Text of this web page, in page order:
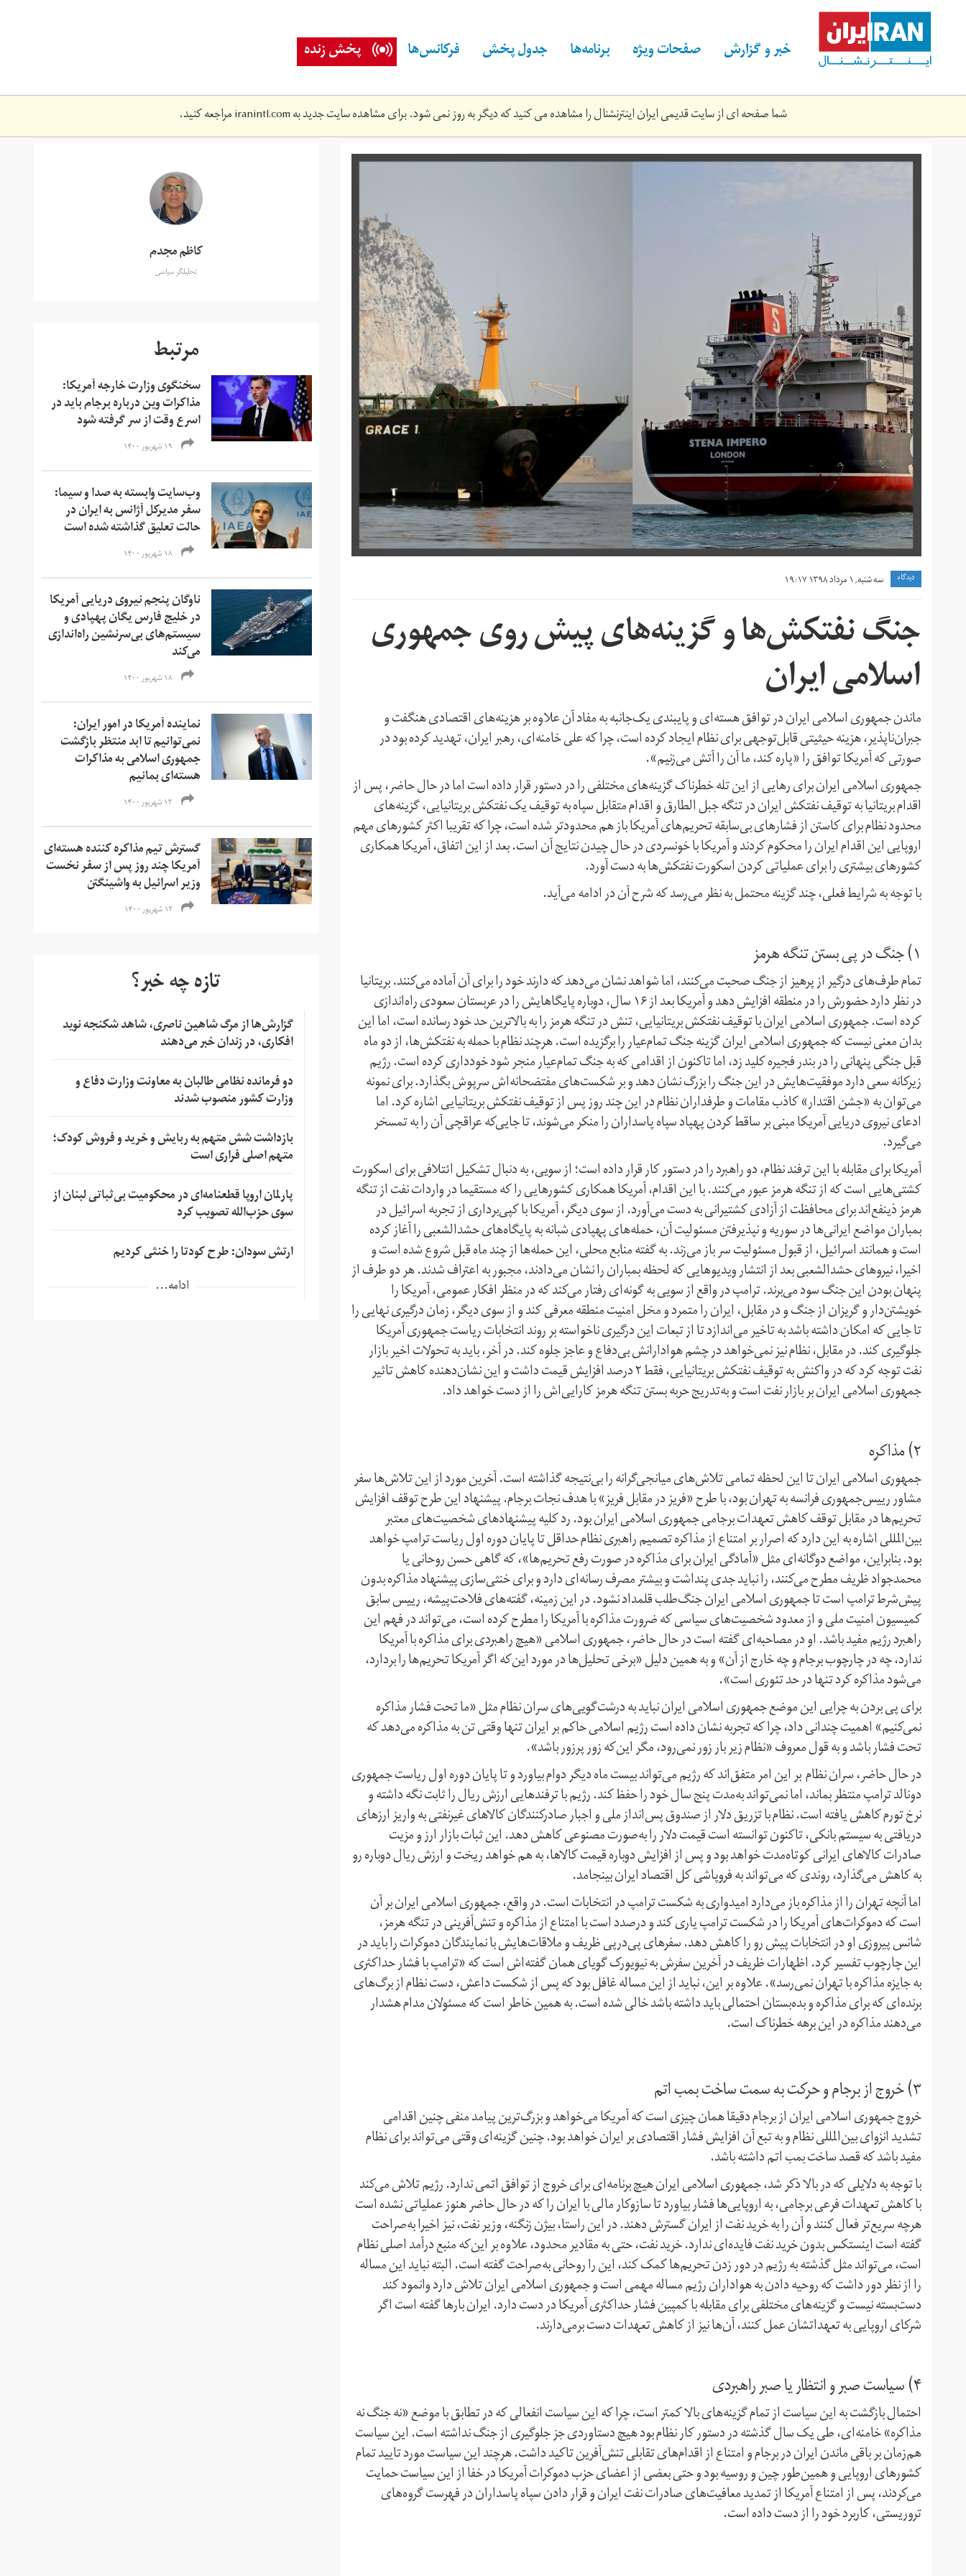
content خبر و گزارش صفحات ویژه برنامه‌ها جدول پخش فرکانس‌ها پخش زنده
شما صفحه ای از سایت قدیمی ایران اینترنشنال را مشاهده می کنید که دیگر به روز نمی شود. برای مشاهده سایت جدید بهiranintl.comمراجعه کنید.
نفتکش
دیدگاه سه شنبه, ۱ مرداد ۱۳۹۸ ۱۹:۱۷
جنگ نفتکش‌ها و گزینه‌های پیش روی جمهوری
اسلامی ایران
ماندن جمهوری اسلامی ایران در توافق هسته‌ای و پایبندی یک‌جانبه به مفاد آن علاوه بر هزینه‌های اقتصادی هنگفت و
جبران‌ناپذیر، هزینه حیثیتی قابل‌‌توجهی برای نظام ایجاد کرده است، چرا که علی خامنه‌ای، رهبر ایران، تهدید کرده بود در
صورتی که آمریکا توافق را «پاره کند، ما آن را آتش می‌زنیم».
جمهوری اسلامی ایران برای رهایی از این تله خطرناک گزینه‌های مختلفی را در دستور قرار داده است اما در حال حاضر، پس از
اقدام بریتانیا به توقیف نفتکش ایران در تنگه جبل الطارق و اقدام متقابل سپاه به توقیف یک نفتکش بریتانیایی، گزینه‌های
محدود نظام برای کاستن از فشارهای بی‌سابقه تحریم‌های آمریکا باز هم محدودتر شده است، چرا که تقریبا اکثر کشورهای مهم
اروپایی این اقدام ایران را محکوم کردند و آمریکا با خونسردی در حال چیدن نتایج آن است. بعد از این اتفاق، آمریکا همکاری
کشورهای بیشتری را برای عملیاتی کردن اسکورت نفتکش‌ها به دست آورد.
با توجه به شرایط فعلی، چند گزینه‌ محتمل به نظر می‌رسد که شرح آن در ادامه می‌آید.
۱) جنگ در پی بستن تنگه هرمز
تمام طرف‌های درگیر از پرهیز از جنگ صحبت می‌کنند، اما شواهد نشان می‌دهد که دارند خود را برای آن آماده می‌کنند. بریتانیا
در نظر دارد حضورش را در منطقه افزایش دهد و آمریکا بعد از ۱۶ سال، دوباره پایگاهایش را در عربستان سعودی راه‌اندازی
کرده است. جمهوری اسلامی ایران با توقیف نفتکش بریتانیایی، تنش در تنگه هرمز را به بالاترین حد خود رسانده است، اما این
بدان معنی نیست که جمهوری اسلامی ایران گزینه جنگ تمام‌عیار را برگزیده است. هر‌چند نظام با حمله به نفتکش‌ها، از دو ماه
قبل جنگی پنهانی را در بندر فجیره کلید زد، اما تا‌کنون از اقدامی که به جنگ تمام‌عیار منجر شود خودداری کرده است. رژیم
زیرکانه سعی دارد موفقیت‌هایش در این جنگ را بزرگ نشان دهد و بر شکست‌های مفتضحانه‌اش سرپوش بگذارد. برای نمونه
می‌توان به «جشن اقتدار» کاذب مقامات و طرفداران نظام در این چند روز پس از توقیف نفتکش بریتانیایی اشاره کرد. اما
ادعای نیروی دریایی آمریکا مبنی بر ساقط کردن پهپاد سپاه پاسداران را منکر می‌شوند، تا جایی‌که عراقچی آن را به تمسخر
می‌گیرد.
آمریکا برای مقابله با این ترفند نظام، دو راهبرد را در دستور کار قرار داده است؛ از سویی، به دنبال تشکیل ائتلافی برای اسکورت
کشتی‌هایی است که از تنگه هرمز عبور می‌کنند. با این اقدام، آمریکا همکاری کشورهایی را که مستقیما در واردات نفت از تنگه
هرمز ذینفع‌اند برای محافظت از آزادی کشتیرانی به دست می‌آورد. از سوی دیگر، آمریکا با کپی‌برداری از تجربه اسرائیل در
بمباران مواضع ایرانی‌ها در سوریه و نپذیرفتن مسئولیت آن، حمله‌های پهپادی شبانه به پایگاه‌های حشدالشعبی را آغاز کرده
است و همانند اسرائیل، از قبول مسئولیت سر باز می‌زند. به گفته منابع محلی، این حمله‌ها از چند ماه قبل شروع شده است و
اخیرا، نیروهای حشدالشعبی بعد از انتشار ویدیوهایی که لحظه بمباران را نشان می‌دادند، مجبور به اعتراف شدند. هر دو طرف از
پنهان بودن این جنگ سود می‌برند. ترامپ در واقع از سویی به گونه‌ای رفتار می‌کند که در منظر افکار عمومی، آمریکا را
خویشتن‌دار و گریزان از جنگ و در مقابل، ایران را متمرد و مخل امنیت منطقه معرفی کند و از سوی دیگر، زمان درگیری نهایی را
تا جایی که امکان داشته باشد به تاخیر می‌اندازد تا از تبعات این درگیری ناخواسته بر روند انتخابات ریاست جمهوری آمریکا
جلوگیری کند. در مقابل، نظام نیز نمی‌خواهد در چشم هوادارانش بی‌دفاع و عاجز جلوه کند. در آخر، باید به تحولات اخیر بازار
نفت توجه کرد که در واکنش به توقیف نفتکش بریتانیایی، فقط ۲ درصد افزایش قیمت داشت و این نشان‌دهنده کاهش تاثیر
جمهوری اسلامی ایران بر بازار نفت است و به‌تدریج حربه بستن تنگه هرمز کارایی‌اش را از دست خواهد داد.
۲) مذاکره
جمهوری اسلامی ایران تا این لحظه تمامی تلاش‌های میانجی‌گرانه را بی‌نتیجه گذاشته است. آخرین مورد از این تلاش‌ها سفر
مشاور رییس‌جمهوری فرانسه به تهران بود، با طرح «فریز در مقابل فریز» با هدف نجات برجام. پیشنهاد این طرح توقف افزایش
تحریم‌ها در مقابل توقف کاهش تعهدات برجامی جمهوری اسلامی ایران بود. رد کلیه پیشنهادهای شخصیت‌های معتبر
بین‌المللی اشاره به این دارد که اصرار بر امتناع از مذاکره تصمیم راهبری نظام حداقل تا پایان دوره اول ریاست ترامپ خواهد
بود. بنابراین، مواضع دوگانه‌ای مثل «آمادگی ایران برای مذاکره در صورت رفع تحریم‌ها»، که گاهی حسن روحانی یا
محمد‌جواد ظریف مطرح می‌کنند، را نباید جدی پنداشت و بیشتر مصرف رسانه‌ای دارد و برای خنثی‌سازی پیشنهاد مذاکره بدون
پیش‌شرط ترامپ است تا جمهوری اسلامی ایران جنگ‌طلب قلمداد نشود. در این زمینه، گفته‌های فلاحت‌پیشه، رییس سابق
کمیسیون امنیت ملی و از معدود شخصیت‌های سیاسی که ضرورت مذاکره با آمریکا را مطرح کرده است، می‌تواند در فهم این
راهبرد رژیم مفید باشد. او در مصاحبه‌ای گفته است در حال حاضر، جمهوری اسلامی «هیچ راهبردی برای مذاکره با آمریکا
ندارد، چه در چارچوب برجام و چه خارج از آن» و به همین دلیل «برخی تحلیل‌ها در مورد این‌که اگر آمریکا تحریم‌ها را بردارد،
می‌شود مذاکره کرد تنها در حد تئوری است».
برای پی بردن به چرایی این موضع جمهوری اسلامی ایران نباید به درشت‌گویی‌های سران نظام مثل «ما تحت فشار مذاکره
نمی‌کنیم» اهمیت چندانی داد، چرا که تجربه نشان داده است رژیم اسلامی حاکم بر ایران تنها وقتی تن به مذاکره می‌دهد که
تحت فشار باشد و به قول معروف «نظام زیر بار زور نمی‌رود، مگر این‌که زور پر‌زور باشد».
در حال حاضر، سران نظام بر این امر متفق‌اند که رژیم می‌تواند بیست ماه دیگر دوام بیاورد و تا پایان دوره اول ریاست جمهوری
دونالد ترامپ منتظر بماند، اما نمی‌تواند به‌مدت پنج سال خود را حفظ کند. رژیم با ترفندهایی ارزش ریال را ثابت نگه داشته و
نرخ تورم کاهش یافته است. نظام با تزریق دلار از صندوق پس‌انداز ملی و اجبار صادر‌کنندگان کالا‌های غیر‌نفتی به واریز ارزهای
دریافتی به سیستم بانکی، تاکنون توانسته است قیمت دلار را به‌صورت مصنوعی کاهش دهد. این ثبات بازار ارز و مزیت
صادرات کالاهای ایرانی کوتاه‌مدت خواهد بود و پس از افزایش دوباره قیمت کالاها، به هم خواهد ریخت و ارزش ریال دوباره رو
به کاهش می‌گذارد، روندی که می‌تواند به فروپاشی کل اقتصاد ایران بینجامد.
اما آنچه تهران را از مذاکره باز می‌دارد امیدواری به شکست ترامپ در انتخابات است. در واقع، جمهوری اسلامی ایران بر آن
است که دموکرات‌های آمریکا را در شکست ترامپ یاری کند و در‌صدد است با امتناع از مذاکره و تنش‌آفرینی در تنگه هرمز،
شانس پیروزی او در انتخابات پیش رو را کاهش دهد. سفر‌های پی‌در‌پی ظریف و ملاقات‌هایش با نمایندگان دموکرات را باید در
این چارچوب تفسیر کرد. اظهارات ظریف در آخرین سفرش به نیویورک گویای همان گفته‌اش است که «ترامپ با فشار حداکثری
به جایزه مذاکره با تهران نمی‌رسد». علاوه بر این، نباید از این مساله غافل بود که پس از شکست داعش، دست نظام از برگ‌های
برنده‌ای که برای مذاکره و بده‌بستان احتمالی باید داشته باشد خالی شده است. به همین خاطر است که مسئولان مدام هشدار
می‌دهند مذاکره در این برهه خطرناک است.
۳) خروج از برجام و حرکت به سمت ساخت بمب اتم
خروج جمهوری اسلامی ایران از برجام دقیقا همان چیزی است که آمریکا می‌خواهد و بزرگ‌ترین پیامد منفی چنین اقدامی
تشدید انزوای بین‌المللی نظام و به تبع آن افزایش فشار اقتصادی بر ایران خواهد بود. چنین گزینه‌ای وقتی می‌تواند برای نظام
مفید باشد که قصد ساخت بمب اتم داشته باشد.
با توجه به دلایلی که در بالا ذکر شد، جمهوری اسلامی ایران هیچ برنامه‌ای برای خروج از توافق اتمی ندارد. رژیم تلاش می‌کند
با کاهش تعهدات فرعی برجامی، به اروپایی‌ها فشار بیاورد تا سازوکار مالی با ایران را که در حال حاضر هنوز عملیاتی نشده است
هر‌چه سریع‌تر فعال کنند و آن را به خرید نفت از ایران گسترش دهند. در این راستا، بیژن زنگنه، وزیر نفت، نیز اخیرا به‌صراحت
گفته است اینستکس بدون خرید نفت فایده‌ای ندارد. خرید نفت، حتی به مقادیر محدود، علاوه بر این‌که منبع درآمد اصلی نظام
است، می‌تواند مثل گذشته به رژیم در دور زدن تحریم‌ها کمک کند، این را روحانی به‌صراحت گفته است. البته نباید این مساله
را از نظر دور داشت که روحیه دادن به هواداران رژیم مساله مهمی است و جمهوری اسلامی ایران تلاش دارد وانمود کند
دست‌بسته نیست و گزینه‌های مختلفی برای مقابله با کمپین فشار حد‌اکثری آمریکا در دست دارد. ایران بارها گفته است اگر
شرکای اروپایی به تعهداتشان عمل کنند، آن‌ها نیز از کاهش تعهدات دست برمی‌دارند.
۴) سیاست صبر و انتظار یا صبر راهبردی
احتمال بازگشت به این سیاست از تمام گزینه‌های بالا کمتر است، چرا که این سیاست انفعالی که در تطابق با موضع «نه جنگ نه
مذاکره» خامنه‌ای، طی یک سال گذشته در دستور کار نظام بود هیچ دستاوردی جز جلوگیری از جنگ نداشته است. این سیاست
هم‌زمان بر باقی ماندن ایران در برجام و امتناع از اقدام‌های تقابلی تنش‌آفرین تاکید داشت. هر‌چند این سیاست مورد تایید تمام
کشورهای اروپایی و همین‌طور چین و روسیه بود و حتی بعضی از اعضای حزب دموکرات آمریکا در خفا از این سیاست حمایت
می‌کردند، پس از امتناع آمریکا از تمدید معافیت‌های صادرات نفت ایران و قرار دادن سپاه پاسداران در فهرست گروه‌های
تروریستی، کاربرد خود را از دست داده است.
کاظم مجدم
تحلیلگر سیاسی
مرتبط
سخنگوی وزارت خارجه آمریکا:
مذاکرات وین درباره برجام باید در
اسرع وقت از سر گرفته شود
۱۹ شهریور ۱۴۰۰
وب‌سایت وابسته به صدا و سیما:
سفر مدیرکل آژانس به ایران در
حالت تعلیق گذاشته شده است
۱۸ شهریور ۱۴۰۰
ناوگان پنجم نیروی دریایی آمریکا
در خلیج فارس یگان پهپادی و
سیستم‌های بی‌سرنشین راه‌اندازی
می‌کند
۱۸ شهریور ۱۴۰۰
نماینده آمریکا در امور ایران:
نمی‌‌توانیم تا ابد منتظر بازگشت
جمهوری اسلامی به مذاکرات
هسته‌ای بمانیم
۱۳ شهریور ۱۴۰۰
گسترش تیم مذاکره کننده هسته‌ای
آمریکا چند روز پس از سفر نخست
وزیر اسرائیل به واشینگتن
۱۲ شهریور ۱۴۰۰
تازه چه خبر؟
گزارش‌ها از مرگ شاهین ناصری، شاهد شکنجه نوید
افکاری، در زندان خبر می‌دهند
دو فرمانده نظامی طالبان به معاونت وزارت دفاع و
وزارت کشور منصوب شدند
بازداشت شش متهم به ربایش و خرید و فروش کودک؛
متهم اصلی فراری است
پارلمان اروپا قطعنامه‌ای در محکومیت بی‌ثباتی لبنان از
سوی حزب‌الله تصویب کرد
ارتش سودان: طرح کودتا را خنثی کردیم
ادامه...